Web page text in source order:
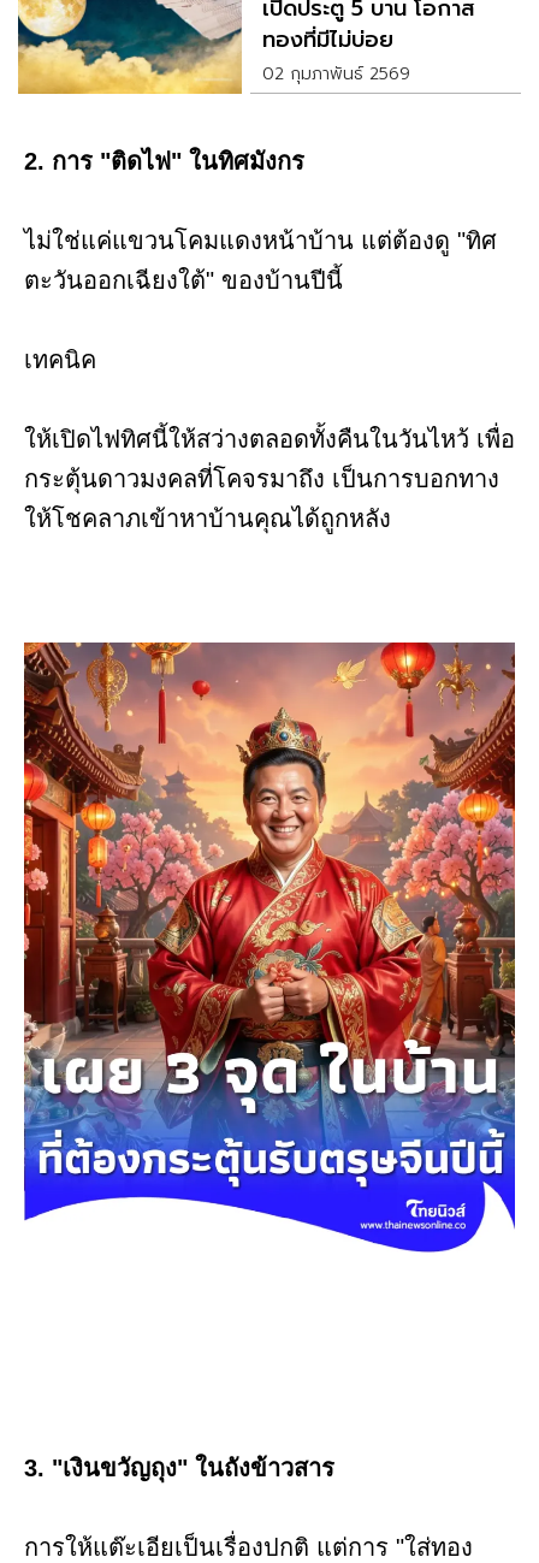
เปิดประตู 5 บาน โอกาส
ทองที่มีไม่บ่อย
02 กุมภาพันธ์ 2569
2. การ "ติดไฟ" ในทิศมังกร
ไม่ใช่แค่แขวนโคมแดงหน้าบ้าน แต่ต้องดู "ทิศ
ตะวันออกเฉียงใต้" ของบ้านปีนี้
เทคนิค
ให้เปิดไฟทิศนี้ให้สว่างตลอดทั้งคืนในวันไหว้ เพื่อ
กระตุ้นดาวมงคลที่โคจรมาถึง เป็นการบอกทาง
ให้โชคลาภเข้าหาบ้านคุณได้ถูกหลัง
3. "เงินขวัญถุง" ในถังข้าวสาร
การให้แต๊ะเอียเป็นเรื่องปกติ แต่การ "ใส่ทอง